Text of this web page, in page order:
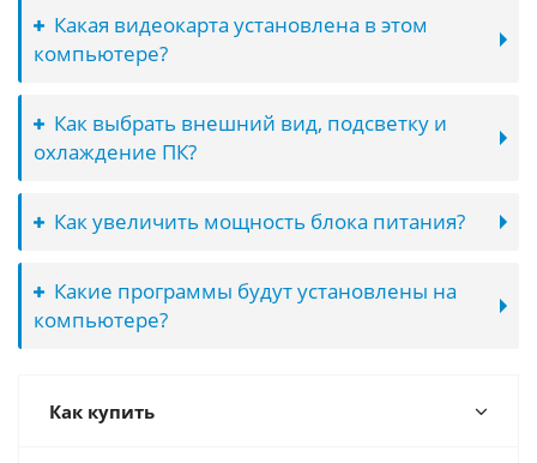
Какая видеокарта установлена в этом
компьютере?
Как выбрать внешний вид, подсветку и
охлаждение ПК?
Как увеличить мощность блока питания?
Какие программы будут установлены на
компьютере?
Как купить